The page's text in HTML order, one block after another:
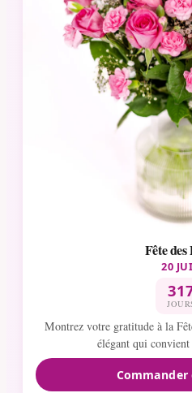
Fête des
20
Montrez votre gratitude à la
élégant qui convient
Commander